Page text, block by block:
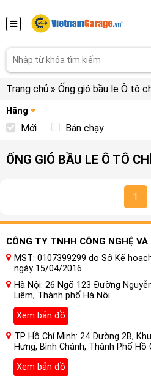
Trang chủ » Ống gió bầu le Ô tô
Hãng
Mới Bán chạy
ỐNG GIÓ BẦU LE Ô TÔ
1
CÔNG TY TNHH CÔNG NGHỆ
MST: 0107399299 do Sở Kế
ngày 15/04/2016
Hà Nội: 26 Ngõ 123 Đường
Liêm, Thành phố Hà Nội.
Xem bản đồ
TP Hồ Chí Minh: 24 Đường 2B,
Hưng, Bình Chánh, Thành Phố Hồ
Xem bản đồ